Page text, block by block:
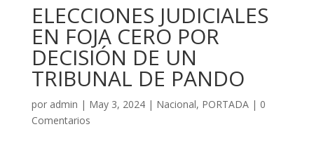
ELECCIONES JUDICIALES
EN FOJA CERO POR
DECISIÓN DE UN
TRIBUNAL DE PANDO
por admin | May 3, 2024| Nacional, PORTADA| 0
Comentarios